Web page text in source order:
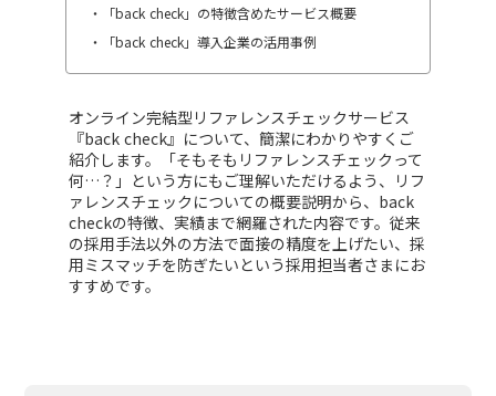
・「back check」の特徴含めたサービス概要
・「back check」導入企業の活用事例
オンライン完結型リファレンスチェックサービス
『back check』について、簡潔にわかりやすくご
紹介します。「そもそもリファレンスチェックって
何…？」という方にもご理解いただけるよう、リフ
ァレンスチェックについての概要説明から、back
checkの特徴、実績まで網羅された内容です。従来
の採用手法以外の方法で面接の精度を上げたい、採
用ミスマッチを防ぎたいという採用担当者さまにお
すすめです。